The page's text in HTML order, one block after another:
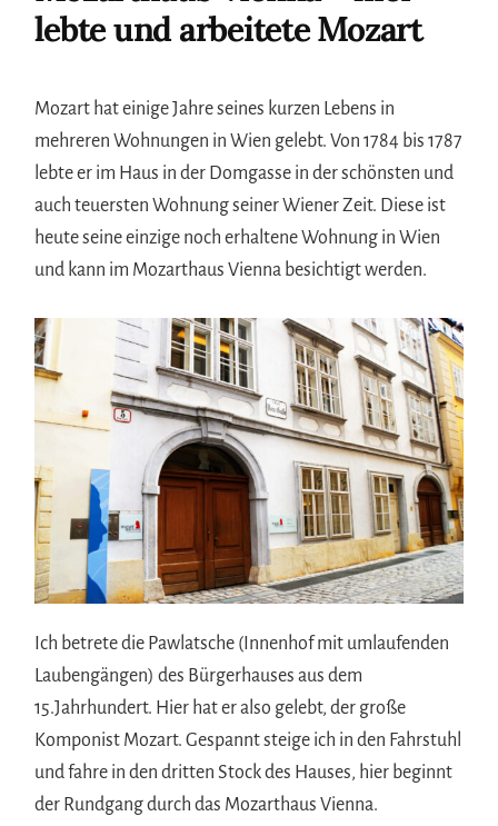
lebte und arbeitete Mozart
Mozart hat einige Jahre seines kurzen Lebens in
mehreren Wohnungen in Wien gelebt. Von 1784 bis 1787
lebte er im Haus in der Domgasse in der schönsten und
auch teuersten Wohnung seiner Wiener Zeit. Diese ist
heute seine einzige noch erhaltene Wohnung in Wien
und kann im Mozarthaus Vienna besichtigt werden.
Ich betrete die Pawlatsche (Innenhof mit umlaufenden
Laubengängen) des Bürgerhauses aus dem
15.Jahrhundert. Hier hat er also gelebt, der große
Komponist Mozart. Gespannt steige ich in den Fahrstuhl
und fahre in den dritten Stock des Hauses, hier beginnt
der Rundgang durch das Mozarthaus Vienna.